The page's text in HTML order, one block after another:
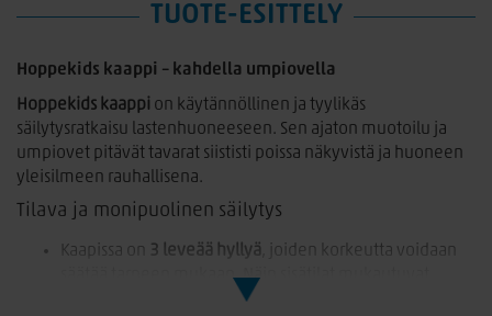
TUOTE-ESITTELY
Hoppekids kaappi – kahdella umpiovella
Hoppekids kaappi on käytännöllinen ja tyylikäs
säilytysratkaisu lastenhuoneeseen. Sen ajaton muotoilu ja
umpiovet pitävät tavarat siististi poissa näkyvistä ja huoneen
yleisilmeen rauhallisena.
Tilava ja monipuolinen säilytys
Kaapissa on 3 leveää hyllyä , joiden korkeutta voidaan
säätää tarpeen mukaan. Näin sisätilat mukautuvat
helposti erilaisille tavaroille, kuten vaatteille, leluille ja